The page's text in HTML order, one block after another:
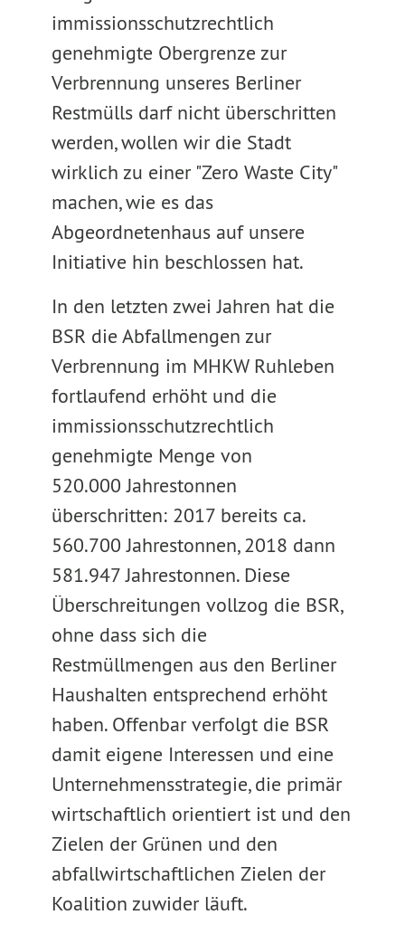
immissionsschutzrechtlich
genehmigte Obergrenze zur
Verbrennung unseres Berliner
Restmülls darf nicht überschritten
werden, wollen wir die Stadt
wirklich zu einer "Zero Waste City"
machen, wie es das
Abgeordnetenhaus auf unsere
Initiative hin beschlossen hat.
In den letzten zwei Jahren hat die
BSR die Abfallmengen zur
Verbrennung im MHKW Ruhleben
fortlaufend erhöht und die
immissionsschutzrechtlich
genehmigte Menge von
520.000 Jahrestonnen
überschritten: 2017 bereits ca.
560.700 Jahrestonnen, 2018 dann
581.947 Jahrestonnen. Diese
Überschreitungen vollzog die BSR,
ohne dass sich die
Restmüllmengen aus den Berliner
Haushalten entsprechend erhöht
haben. Offenbar verfolgt die BSR
damit eigene Interessen und eine
Unternehmensstrategie, die primär
wirtschaftlich orientiert ist und den
Zielen der Grünen und den
abfallwirtschaftlichen Zielen der
Koalition zuwider läuft.